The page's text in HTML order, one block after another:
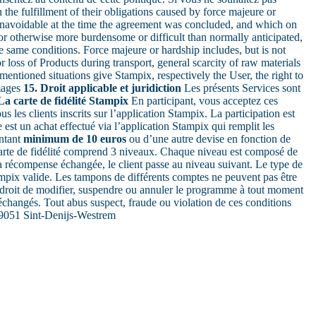
the fulfillment of their obligations caused by force majeure or
at the time the agreement was concluded, and which on
more burdensome or difficult than normally anticipated,
conditions. Force majeure or hardship includes, but is not
of Products during transport, general scarcity of raw materials
situations give Stampix, respectively the User, the right to
15. Droit applicable et juridiction Les présents Services sont
carte de fidélité Stampix En participant, vous acceptez ces
les clients inscrits sur l’application Stampix. La participation est
un achat effectué via l’application Stampix qui remplit les
minimum de 10 euros ou d’une autre devise en fonction de
de fidélité comprend 3 niveaux. Chaque niveau est composé de
échangée, le client passe au niveau suivant. Le type de
valide. Les tampons de différents comptes ne peuvent pas être
de modifier, suspendre ou annuler le programme à tout moment
Tout abus suspect, fraude ou violation de ces conditions
Sint-Denijs-Westrem